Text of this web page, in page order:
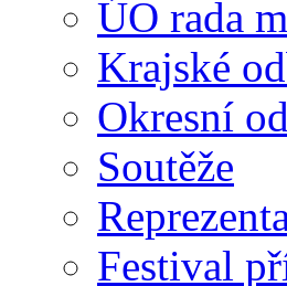
ÚO rada
Krajské
Okresní
Soutěže
Festival